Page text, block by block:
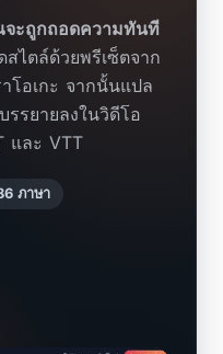
จะถูกถอดความทันที
ไตล์ด้วยพรีเซ็ตจาก
โอเกะ จากนั้นแปล
รยายลงในวิดีโอ
และ VTT
ภาษา